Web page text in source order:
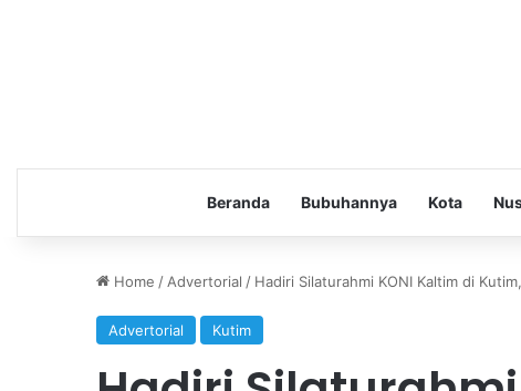
Beranda Bubuhannya Kota
Home / Advertorial / Hadiri Silaturahmi KONI Kaltim di
Advertorial Kutim